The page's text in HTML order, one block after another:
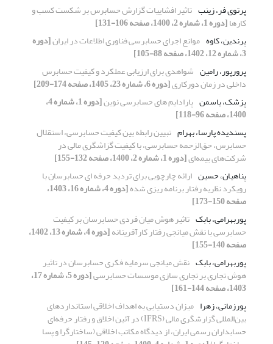
پرتوی فر، زینب تاثیر افشاییات گزارش حسابرس بر شکست کسب و
کارها[دوره 1، شماره 2، 1400، صفحه 106-131]
پرندین، کاوه موانع اجرای حسابرسی فناوری اطلاعات در ایران[دوره
3، شماره 12، 1402، صفحه 88-105]
پرورپور، رامین شواهدی برای ارزیابی عملکرد و کیفیت حسابرس
داخلی در زمان دورکاری[دوره 6، شماره 23، 1405، صفحه 174-209]
پزشک، یاسمن پارادایم های حسابرسی نوین [دوره 1، شماره 4،
1400، صفحه 96-118]
پسندیده پارسا، بهرام تبیین رابطه بین کیفیت حسابرسی، استقلال
حسابرس، حق‌الزحمه حسابرسی، با کیفیت گزاشگری مالی در
شرکت‌های بیمه‌ای[دوره 1، شماره 2، 1400، صفحه 132-155]
پناهیان، حسین ارائه چارچوبی برای تردید حرفه ای حسابرسان با
رویکرد نظریه رفتار برنامه ریزی شده [دوره 4، شماره 16، 1403،
صفحه 150-173]
پوربهرامی، بابک تاثیر هوش میان فردی حسابرسان بر کیفیت
حسابرسی با نقش میانجی رفتار کارآفرینانه [دوره 4، شماره 13، 1402،
صفحه 140-155]
پوربهرامی، بابک نقش میانجی سرمایه فکری حسابرسان در تاثیر
هوش تجاری بر تجاری سازی موسسات حسابرسی [دوره 5، شماره 17،
1403، صفحه 144-161]
پورزمانی، زهرا میزان دستیابی به اهداف اخلاقی استانداردهای
بین‌المللی گزارشگری مالی (IFRS) در آئین اخلاق و رفتار حرفه‌ای
حسابداران رسمی ایران، از دیدگاه مکاتب اخلاقی (ساختارگرا و پسا